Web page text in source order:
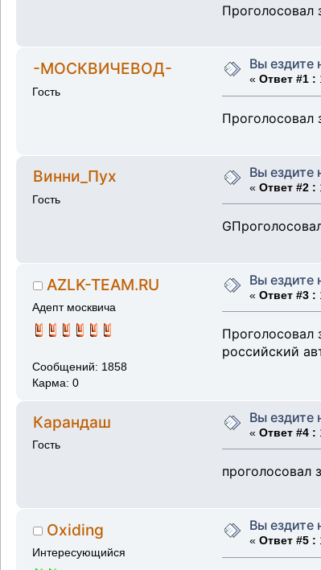
Проголосовал
-МОСКВИЧЕВОД-
Гость
Вы ездите
« Ответ #1 :
Проголосовал
Винни_Пух
Гость
Вы ездите
« Ответ #2 :
AZLK-TEAM.RU
Адепт москвича
Сообщений: 1858
Карма: 0
Вы ездите
« Ответ #3 :
Проголосовал
российский
Карандаш
Гость
Вы ездите
« Ответ #4 :
проголосовал
Oxiding
Интересующийся
Вы ездите
« Ответ #5 :